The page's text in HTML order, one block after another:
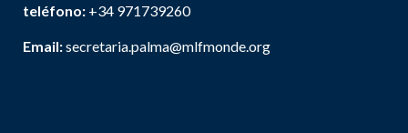
teléfono: +34 971739260
Email:secretaria.palma@mlfmonde.org